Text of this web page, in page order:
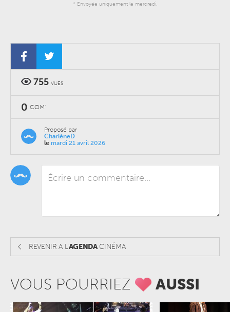
* Envoyée uniquement le mercredi.
755 VUES
0 COM'
Proposé par
CharlèneD
le mardi 21 avril 2026
REVENIR A L'AGENDACINÉMA
VOUS POURRIEZ AUSSI